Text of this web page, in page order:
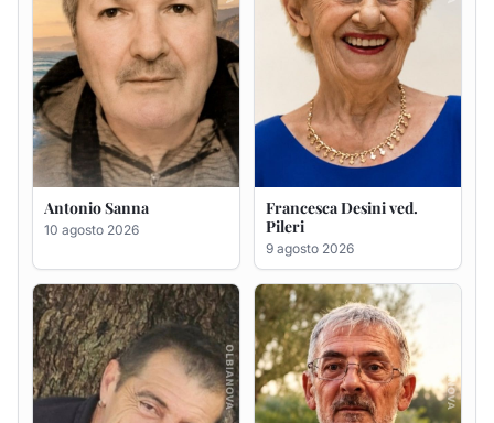
Massimo Pirina
9 agosto 2026
GIAN PAOLO PANI
9 agosto 2026